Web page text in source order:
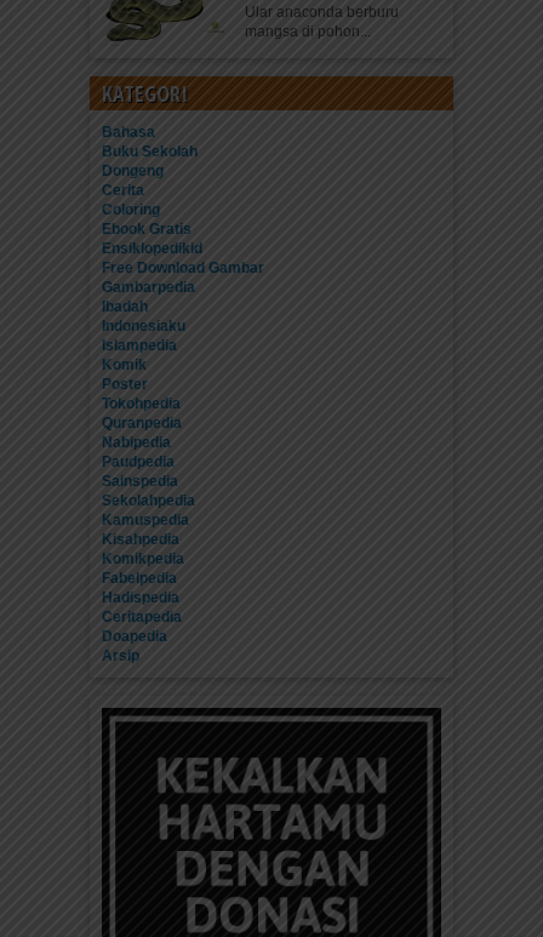
Ular anaconda berburu
mangsa di pohon...
KATEGORI
Bahasa
Buku Sekolah
Dongeng
Cerita
Coloring
Ebook Gratis
Ensiklopedikid
Free Download Gambar
Gambarpedia
Ibadah
Indonesiaku
Islampedia
Komik
Poster
Tokohpedia
Quranpedia
Nabipedia
Paudpedia
Sainspedia
Sekolahpedia
Kamuspedia
Kisahpedia
Komikpedia
Fabelpedia
Hadispedia
Ceritapedia
Doapedia
Arsip